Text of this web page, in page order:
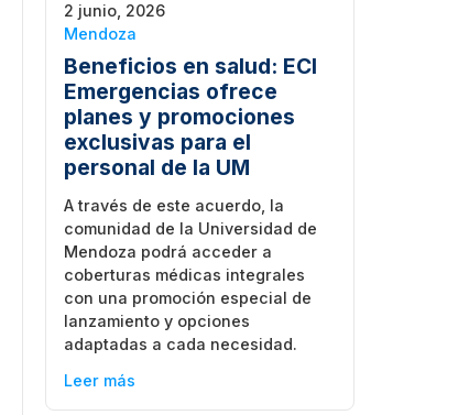
2 junio, 2026
Mendoza
Beneficios en salud: ECI
Emergencias ofrece
planes y promociones
exclusivas para el
personal de la UM
A través de este acuerdo, la
comunidad de la Universidad de
Mendoza podrá acceder a
coberturas médicas integrales
con una promoción especial de
lanzamiento y opciones
adaptadas a cada necesidad.
Leer más